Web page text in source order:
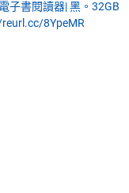
子書閱讀器| 黑。32GB
8YpeMR